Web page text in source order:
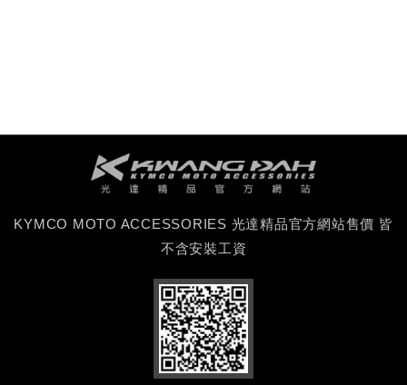
KYMCO MOTO ACCESSORIES 光達精品官方網站售價 皆
不含安裝工資